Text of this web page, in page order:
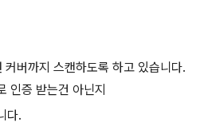
버까지 스캔하도록 하고 있습니다.
인증 받는건 아닌지
다.